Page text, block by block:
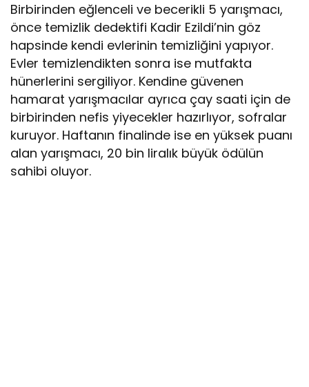
Birbirinden eğlenceli ve becerikli 5 yarışmacı,
önce temizlik dedektifi Kadir Ezildi’nin göz
hapsinde kendi evlerinin temizliğini yapıyor.
Evler temizlendikten sonra ise mutfakta
hünerlerini sergiliyor. Kendine güvenen
hamarat yarışmacılar ayrıca çay saati için de
birbirinden nefis yiyecekler hazırlıyor, sofralar
kuruyor. Haftanın finalinde ise en yüksek puanı
alan yarışmacı, 20 bin liralık büyük ödülün
sahibi oluyor.